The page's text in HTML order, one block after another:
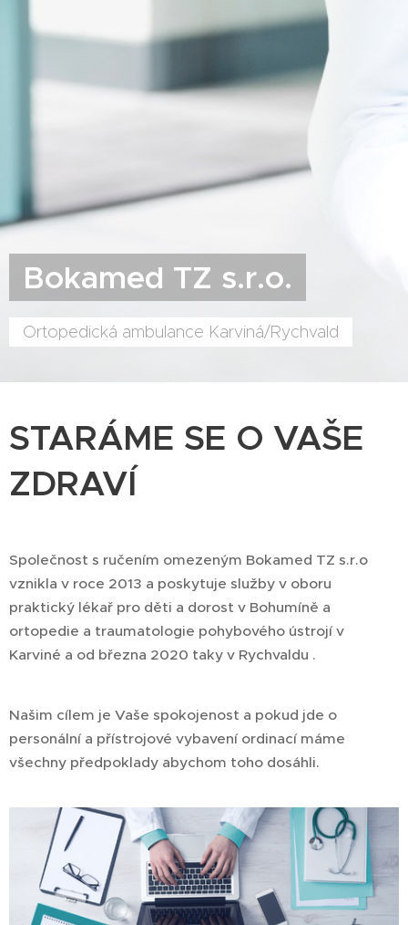
Bokamed TZ s.r.o.
Ortopedická ambulance Karviná/Rychvald
STARÁME SE O VAŠE
ZDRAVÍ
Společnost s ručením omezeným Bokamed TZ s.r.o
vznikla v roce 2013 a poskytuje služby v oboru
praktický lékař pro děti a dorost v Bohumíně a
ortopedie a traumatologie pohybového ústrojí v
Karviné a od března 2020 taky v Rychvaldu .
Našim cílem je Vaše spokojenost a pokud jde o
personální a přístrojové vybavení ordinací máme
všechny předpoklady abychom toho dosáhli.